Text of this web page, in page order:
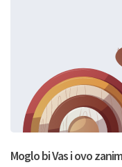
slobodno i
obradu Vaših
putem ovih
komunikacije
Radi se o
Izjavu niste
svoje osobne
formi/obrazaca
BRO'N BRO
postupati
privatnosti i
Moglo bi Vas i ovo